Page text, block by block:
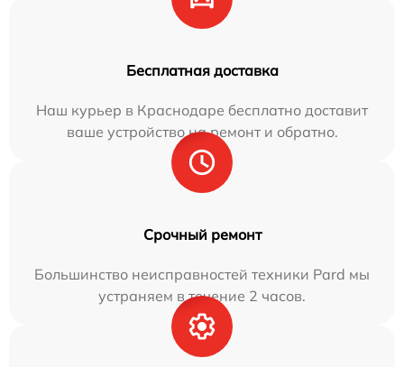
Бесплатная доставка
Наш курьер в Краснодаре бесплатно доставит
ваше устройство на ремонт и обратно.
Срочный ремонт
Большинство неисправностей техники Pard мы
устраняем в течение 2 часов.